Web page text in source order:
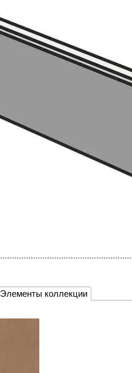
Элементы коллекции